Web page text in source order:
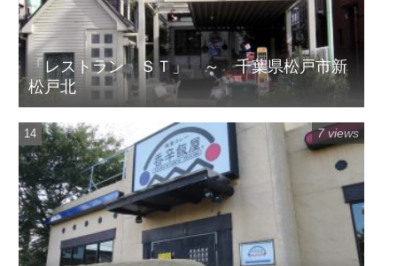
「レストラン ＳＴ」 ～ 千葉県松戸市新
松戸北
7 views